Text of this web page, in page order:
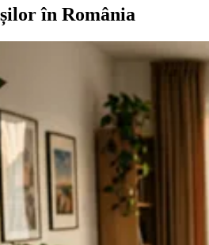
în România